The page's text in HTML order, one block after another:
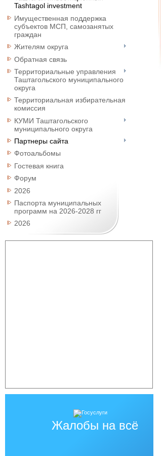
Tashtagol investment
Имущественная поддержка
субъектов МСП, самозанятых
граждан
Жителям округа
Обратная связь
Территориальные управления
Таштагольского муниципального
округа
Территориальная избирательная
комиссия
КУМИ Таштагольского
муниципального округа
Партнеры сайта
Фотоальбомы
Гостевая книга
Форум
2026
Паспорта муниципальных
программ на 2026-2028 гг
2026
Жалобы на всё